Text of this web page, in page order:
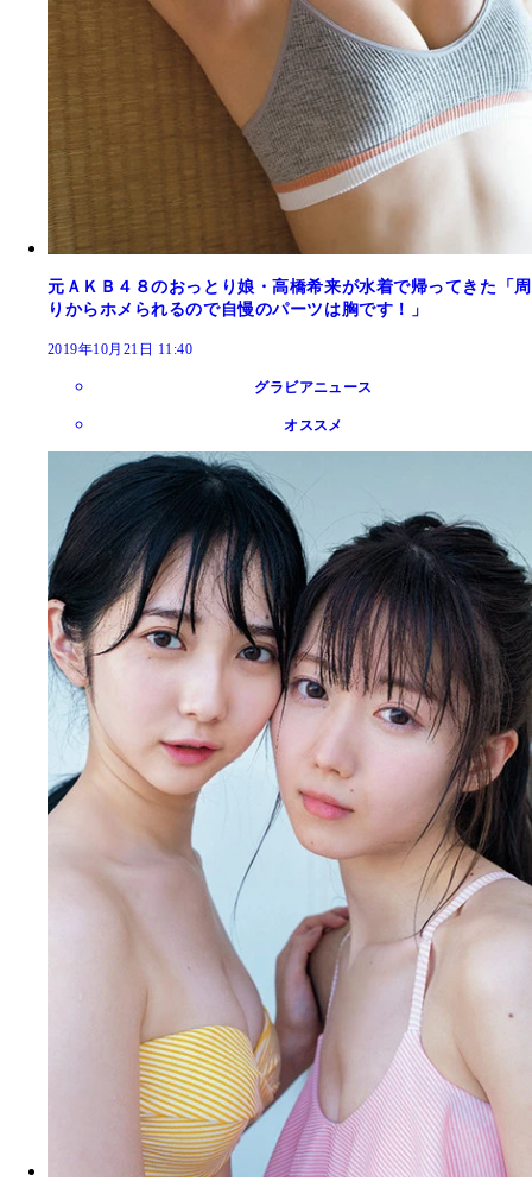
元ＡＫＢ４８のおっとり娘・高橋希来が水着で帰ってきた「周
りからホメられるので自慢のパーツは胸です！」
2019年10月21日 11:40
グラビアニュース
オススメ